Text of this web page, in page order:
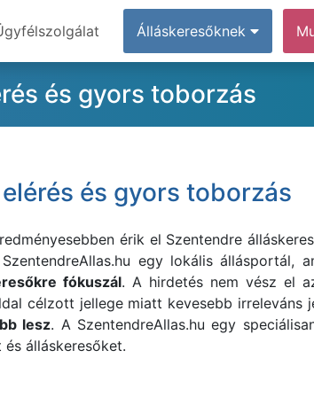
Álláskeresőknek
és gyors toborzás
és gyors toborzás
érik el Szentendre
egy lokális állásportál,
fókuszál. A hirdetés nem vész el
célzott jellege miatt kevesebb irreleváns
lesz. ASzentendreAllas.hu egy
álláskeresőket.